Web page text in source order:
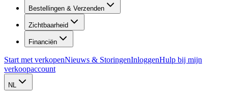
Bestellingen & Verzenden
Zichtbaarheid
Financiën
Start met verkopenNieuws & StoringenInloggenHulp bij mijn
verkoopaccount
NL